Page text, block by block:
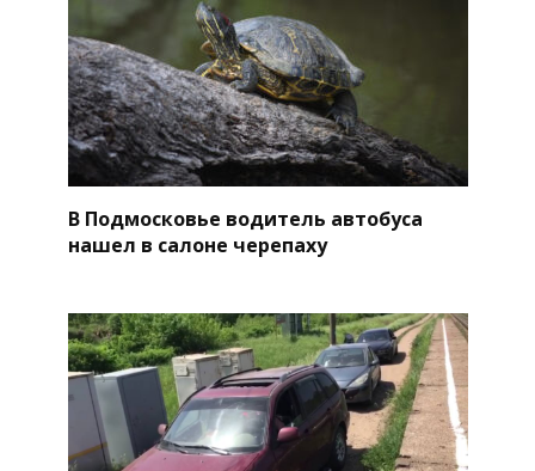
В Подмосковье водитель автобуса
нашел в салоне черепаху